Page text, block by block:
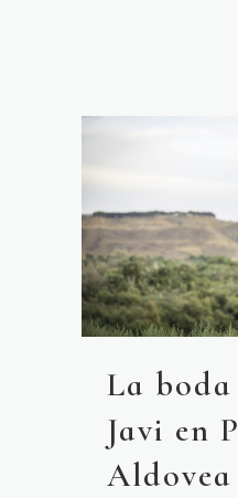
La
Javi en
Aldovea